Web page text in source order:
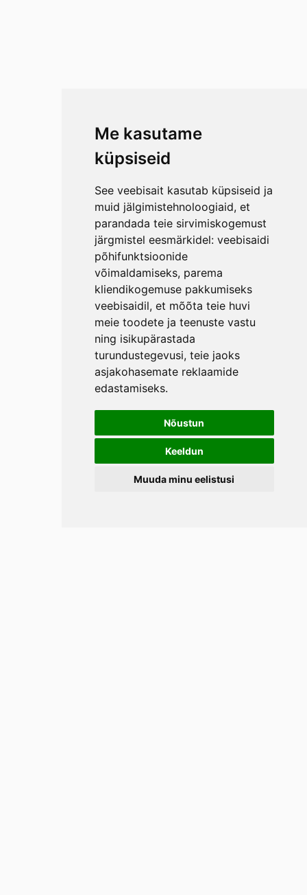
Me kasutame
küpsiseid
See veebisait kasutab küpsiseid ja
muid jälgimistehnoloogiaid, et
parandada teie sirvimiskogemust
järgmistel eesmärkidel: veebisaidi
põhifunktsioonide
võimaldamiseks, parema
kliendikogemuse pakkumiseks
veebisaidil, et mõõta teie huvi
meie toodete ja teenuste vastu
ning isikupärastada
turundustegevusi, teie jaoks
asjakohasemate reklaamide
edastamiseks.
Nõustun
Keeldun
Muuda minu eelistusi